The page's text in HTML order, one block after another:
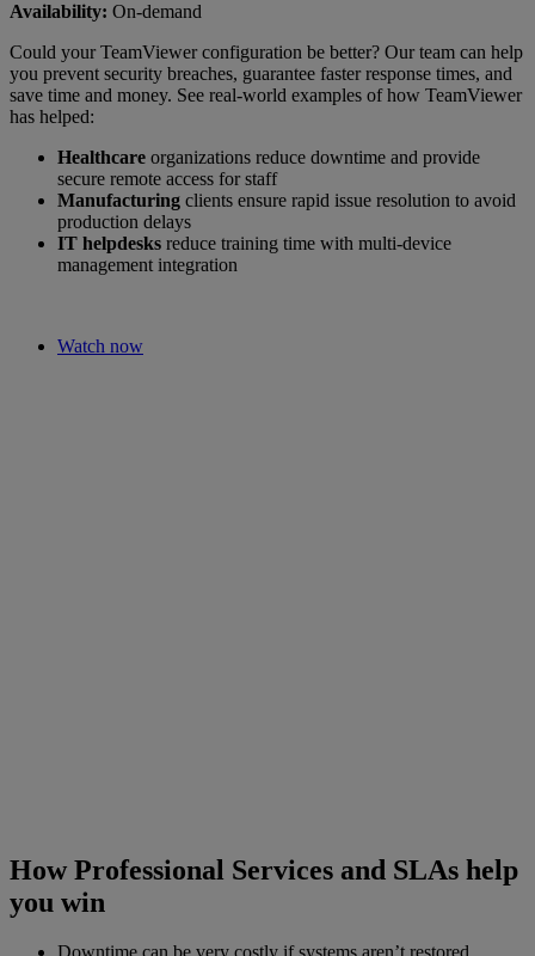
Availability: On-demand
Could your TeamViewer configuration be better? Our team can help
you prevent security breaches, guarantee faster response times, and
save time and money. See real-world examples of how TeamViewer
has helped:
Healthcare organizations reduce downtime and provide
secure remote access for staff
Manufacturing clients ensure rapid issue resolution to avoid
production delays
IT helpdesks reduce training time with multi-device
management integration
Watch now
How Professional Services and SLAs help
you win